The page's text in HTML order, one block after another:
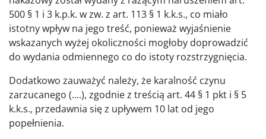
500 § 1 i 3 k.p.k. w zw. z art. 113 § 1 k.k.s., co miało
istotny wpływ na jego treść, ponieważ wyjaśnienie
wskazanych wyżej okoliczności mogłoby doprowadzić
do wydania odmiennego co do istoty rozstrzygnięcia.
Dodatkowo zauważyć należy, że karalność czynu
zarzucanego (....), zgodnie z treścią art. 44 § 1 pkt i § 5
k.k.s., przedawnia się z upływem 10 lat od jego
popełnienia.